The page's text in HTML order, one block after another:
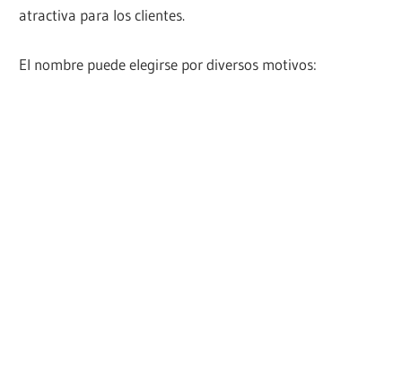
atractiva para los clientes.
El nombre puede elegirse por diversos motivos: